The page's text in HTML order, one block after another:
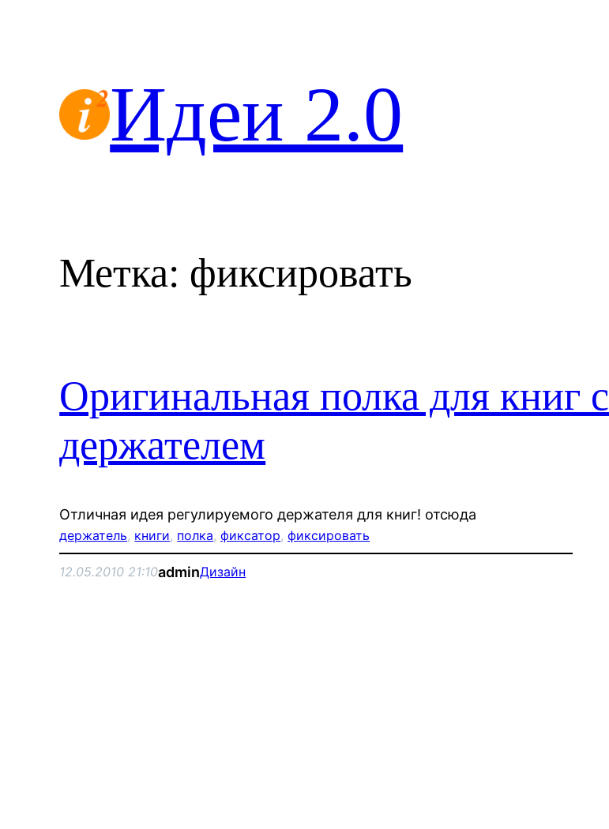
Идеи 2.0
Метка: фиксировать
Оригинальная полка для книг с
держателем
Отличная идея регулируемого держателя для книг! отсюда
держатель, книги, полка, фиксатор, фиксировать
12.05.2010 21:10adminДизайн